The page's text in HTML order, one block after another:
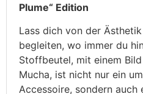
Plume“ Edition
Lass dich von der
begleiten, wo immer du
Stoffbeutel, mit einem
Mucha, ist nicht nur ein
Accessoire, sondern auch